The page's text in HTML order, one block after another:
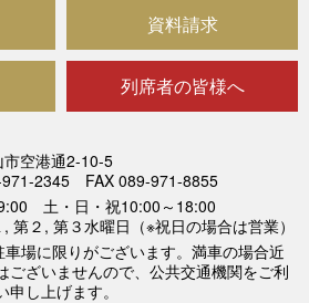
資料請求
列席者の皆様へ
空港通2-10-5
2345 FAX 089-971-8855
土・日・祝10:00～18:00
第２, 第３水曜日（※祝日の場合は営業）
場に限りがございます。満車の場合近
ございませんので、公共交通機関をご利
し上げます。